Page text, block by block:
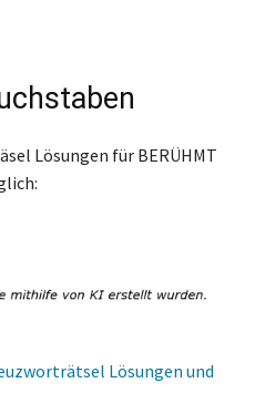
Lösungen für BERÜHMT
Lösungen und